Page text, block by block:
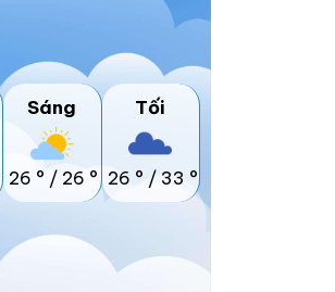
Sáng
26 ° / 26 °
Tối
26 ° / 33 °